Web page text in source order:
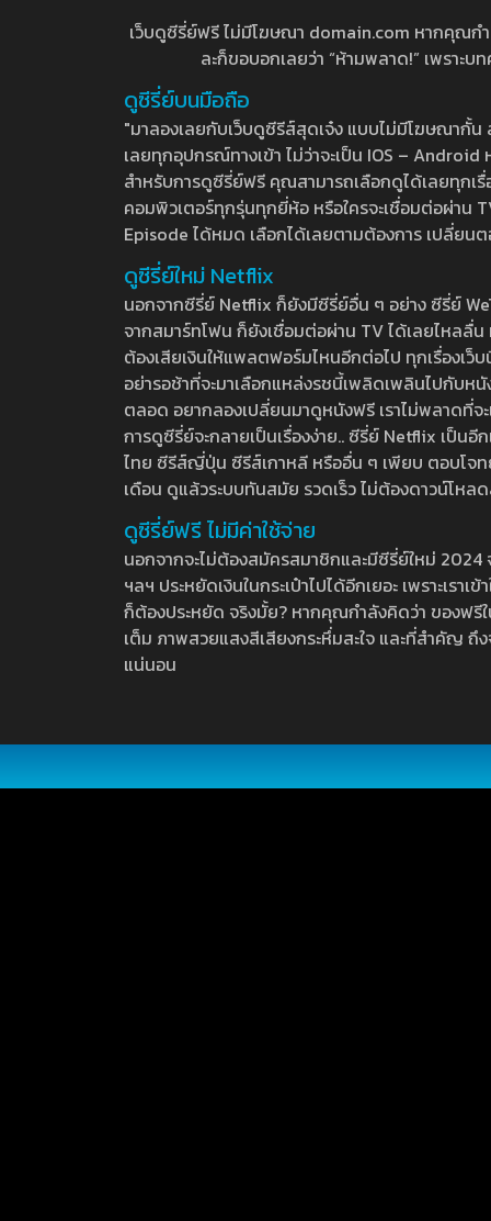
เว็บดูซีรี่ย์ฟรี ไม่มีโฆษณา domain.com หากคุณก
ละก็ขอบอกเลยว่า “ห้ามพลาด!” เพราะ
ดูซีรี่ย์บนมือถือ
"มาลองเลยกับเว็บดูซีรีส์สุดเจ๋ง แบบไม่มีโฆษณากั้
เลยทุกอุปกรณ์ทางเข้า ไม่ว่าจะเป็น IOS –
สำหรับการดูซีรี่ย์ฟรี คุณสามารถเลือกดูได้เลยทุกเ
คอมพิวเตอร์ทุกรุ่นทุกยี่ห้อ หรือใครจะเชื่อมต่อผ่าน
Episode ได้หมด เลือกได้เลยตามต้องการ เปลี่ยน
ดูซีรี่ย์ใหม่ Netflix
นอกจากซีรี่ย์ Netflix ก็ยังมีซีรี่ย์อื่น ๆ อย่าง ซีรี่ย์
จากสมาร์ทโฟน ก็ยังเชื่อมต่อผ่าน TV ได้เลยไหลลื่
ต้องเสียเงินให้แพลตฟอร์มไหนอีกต่อไป ทุกเรื่องเว็
อย่ารอช้าที่จะมาเลือกแหล่งรชนี้เพลิดเพลินไปกับห
ตลอด อยากลองเปลี่ยนมาดูหนังฟรี เราไม่พลาดที่
การดูซีรี่ย์จะกลายเป็นเรื่องง่าย.. ซีรี่ย์ Netflix เป็น
ไทย ซีรีส์ญี่ปุ่น ซีรีส์เกาหลี หรืออื่น ๆ เพียบ ตอบโจท
เดือน ดูแล้วระบบทันสมัย รวดเร็ว ไม่ต้องดาวน์โห
ดูซีรี่ย์ฟรี ไม่มีค่าใช้จ่าย
นอกจากจะไม่ต้องสมัครสมาชิกและมีซีรี่ย์ใหม่
ฯลฯ ประหยัดเงินในกระเป๋าไปได้อีกเยอะ เพราะเร
ก็ต้องประหยัด จริงมั้ย? หากคุณกำลังคิดว่า ของฟ
เต็ม ภาพสวยแสงสีเสียงกระหึ่มสะใจ และที่สำคัญ
แน่นอน